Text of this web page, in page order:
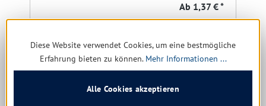
Ab 1,37 € *
Details
Produktgalerie überspringen
Kunden kauften auch
Diese Website verwendet Cookies, um eine bestmögliche
Erfahrung bieten zu können. Mehr Informationen ...
Alle Cookies akzeptieren